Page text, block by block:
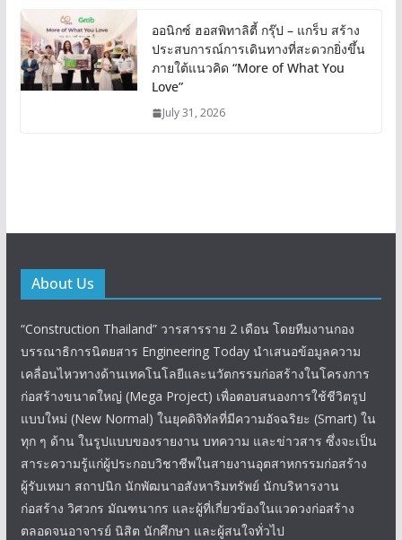
ออนิกซ์ ฮอสพิทาลิตี้ กรุ๊ป – แกร็บ สร้าง
ประสบการณ์การเดินทางที่สะดวกยิ่งขึ้น
ภายใต้แนวคิด “More of What You
Love”
July 31, 2026
About Us
“Construction Thailand” วารสารราย 2 เดือน โดยทีมงานกอง
บรรณาธิการนิตยสาร Engineering Today นำเสนอข้อมูลความ
เคลื่อนไหวทางด้านเทคโนโลยีและนวัตกรรมก่อสร้างในโครงการ
ก่อสร้างขนาดใหญ่ (Mega Project) เพื่อตอบสนองการใช้ชีวิตรูป
แบบใหม่ (New Normal) ในยุคดิจิทัลที่มีความอัจฉริยะ (Smart) ใน
ทุก ๆ ด้าน ในรูปแบบของรายงาน บทความ และข่าวสาร ซึ่งจะเป็น
สาระความรู้แก่ผู้ประกอบวิชาชีพในสายงานอุตสาหกรรมก่อสร้าง
ผู้รับเหมา สถาปนิก นักพัฒนาอสังหาริมทรัพย์ นักบริหารงาน
ก่อสร้าง วิศวกร มัณฑนากร และผู้ที่เกี่ยวข้องในแวดวงก่อสร้าง
ตลอดจนอาจารย์ นิสิต นักศึกษา และผู้สนใจทั่วไป